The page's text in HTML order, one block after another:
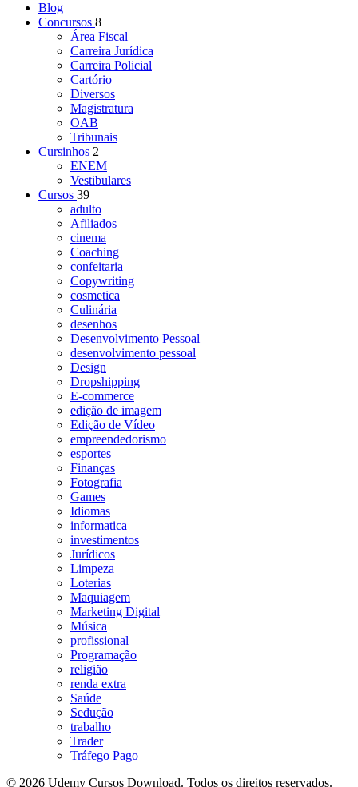
Blog
Concursos 8
Área Fiscal
Carreira Jurídica
Carreira Policial
Cartório
Diversos
Magistratura
OAB
Tribunais
Cursinhos 2
ENEM
Vestibulares
Cursos 39
adulto
Afiliados
cinema
Coaching
confeitaria
Copywriting
cosmetica
Culinária
desenhos
Desenvolvimento Pessoal
desenvolvimento pessoal
Design
Dropshipping
E-commerce
edição de imagem
Edição de Vídeo
empreendedorismo
esportes
Finanças
Fotografia
Games
Idiomas
informatica
investimentos
Jurídicos
Limpeza
Loterias
Maquiagem
Marketing Digital
Música
profissional
Programação
religião
renda extra
Saúde
Sedução
trabalho
Trader
Tráfego Pago
© 2026 Udemy Cursos Download. Todos os direitos reservados.